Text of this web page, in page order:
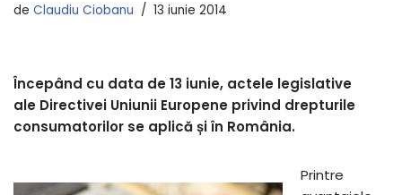
de Claudiu Ciobanu 13 iunie 2014
Începând cu data de 13 iunie, actele legislative
ale Directivei Uniunii Europene privind drepturile
consumatorilor se aplică și în România.
Printre